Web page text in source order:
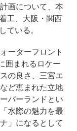
画について、本
工、大阪・関西
ている。
ーターフロント
囲まれるロケー
の良さ、三宮エ
ど恵まれた立地
バーランドとい
水際の魅力を最
」になるとして